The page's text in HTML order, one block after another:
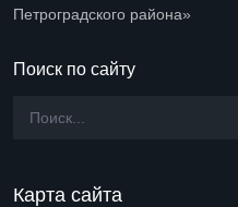
Петроградского района»
Поиск по сайту
Карта сайта